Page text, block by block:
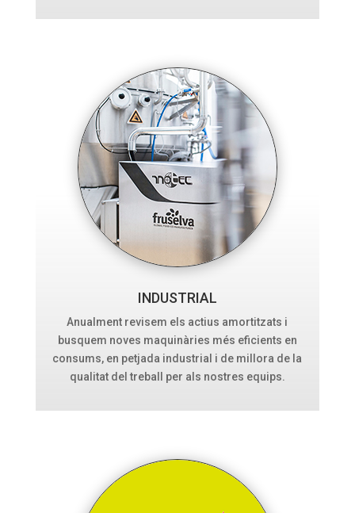
INDUSTRIAL
Anualment revisem els actius amortitzats i
busquem noves maquinàries més eficients en
consums, en petjada industrial i de millora de la
qualitat del treball per als nostres equips.